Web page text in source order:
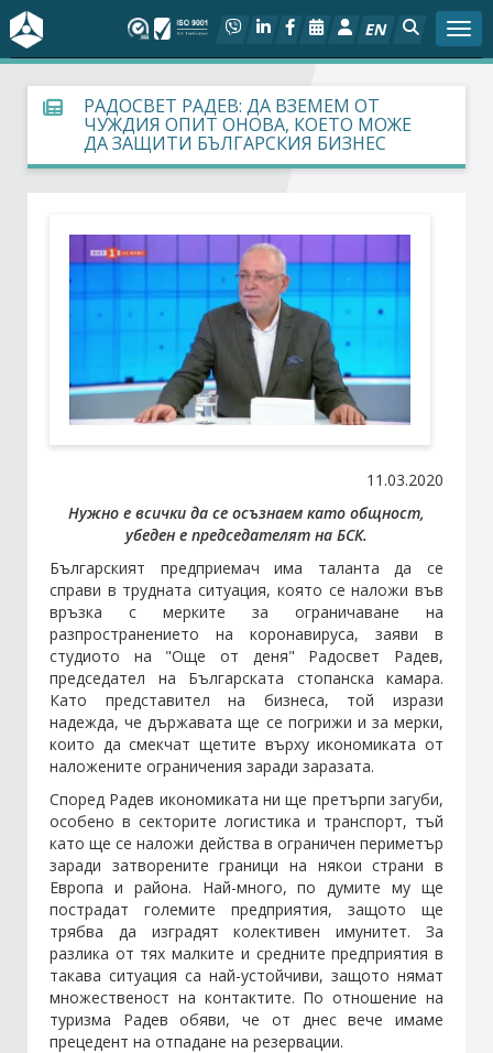
EN
За БСК
На фокус
Социален диалог
Дейности
Арбитражен съд
Абонирайте се!
РАДОСВЕТ РАДЕВ: ДА ВЗЕМЕМ ОТ
ЧУЖДИЯ ОПИТ ОНОВА, КОЕТО МОЖЕ
ДА ЗАЩИТИ БЪЛГАРСКИЯ БИЗНЕС
11.03.2020
Нужно е всички да се осъзнаем като общност,
убеден е председателят на БСК.
Българският предприемач има таланта да се
справи в трудната ситуация, която се наложи във
връзка с мерките за ограничаване на
разпространението на коронавируса, заяви в
студиото на "Още от деня" Радосвет Радев,
председател на Българската стопанска камара.
Като представител на бизнеса, той изрази
надежда, че държавата ще се погрижи и за мерки,
които да смекчат щетите върху икономиката от
наложените ограничения заради заразата.
Според Радев икономиката ни ще претърпи загуби,
особено в секторите логистика и транспорт, тъй
като ще се наложи действа в ограничен периметър
заради затворените граници на някои страни в
Европа и района. Най-много, по думите му ще
пострадат големите предприятия, защото ще
трябва да изградят колективен имунитет. За
разлика от тях малките и средните предприятия в
такава ситуация са най-устойчиви, защото нямат
множественост на контактите. По отношение на
туризма Радев обяви, че от днес вече имаме
прецедент на отпадане на резервации.